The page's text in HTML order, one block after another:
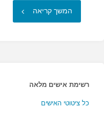
המשך קריאה "אינני
רשימת אישים מלאה
כל ציטוטי האישים